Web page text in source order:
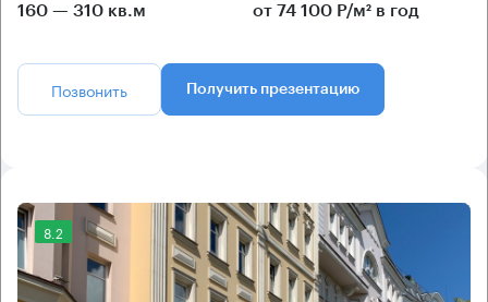
160 — 310 кв.м от 74 100 Р/м² в год
Позвонить Получить презентацию
8.2